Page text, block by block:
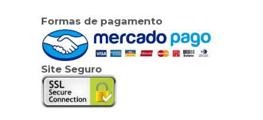
Formas de pagamento
Site Seguro